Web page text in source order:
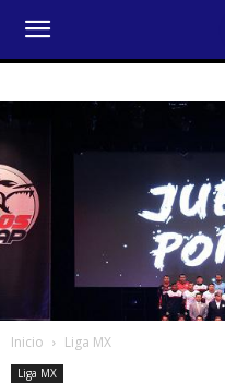
Inicio Liga MX
Liga MX